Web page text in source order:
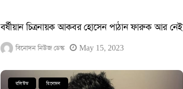
বর্ষীয়ান চিত্রনায়ক আকবর হোসেন পাঠান ফারুক আর নেই
বিনোদন নিউজ ডেস্ক May 15, 2023
বলিউড বিনোদন